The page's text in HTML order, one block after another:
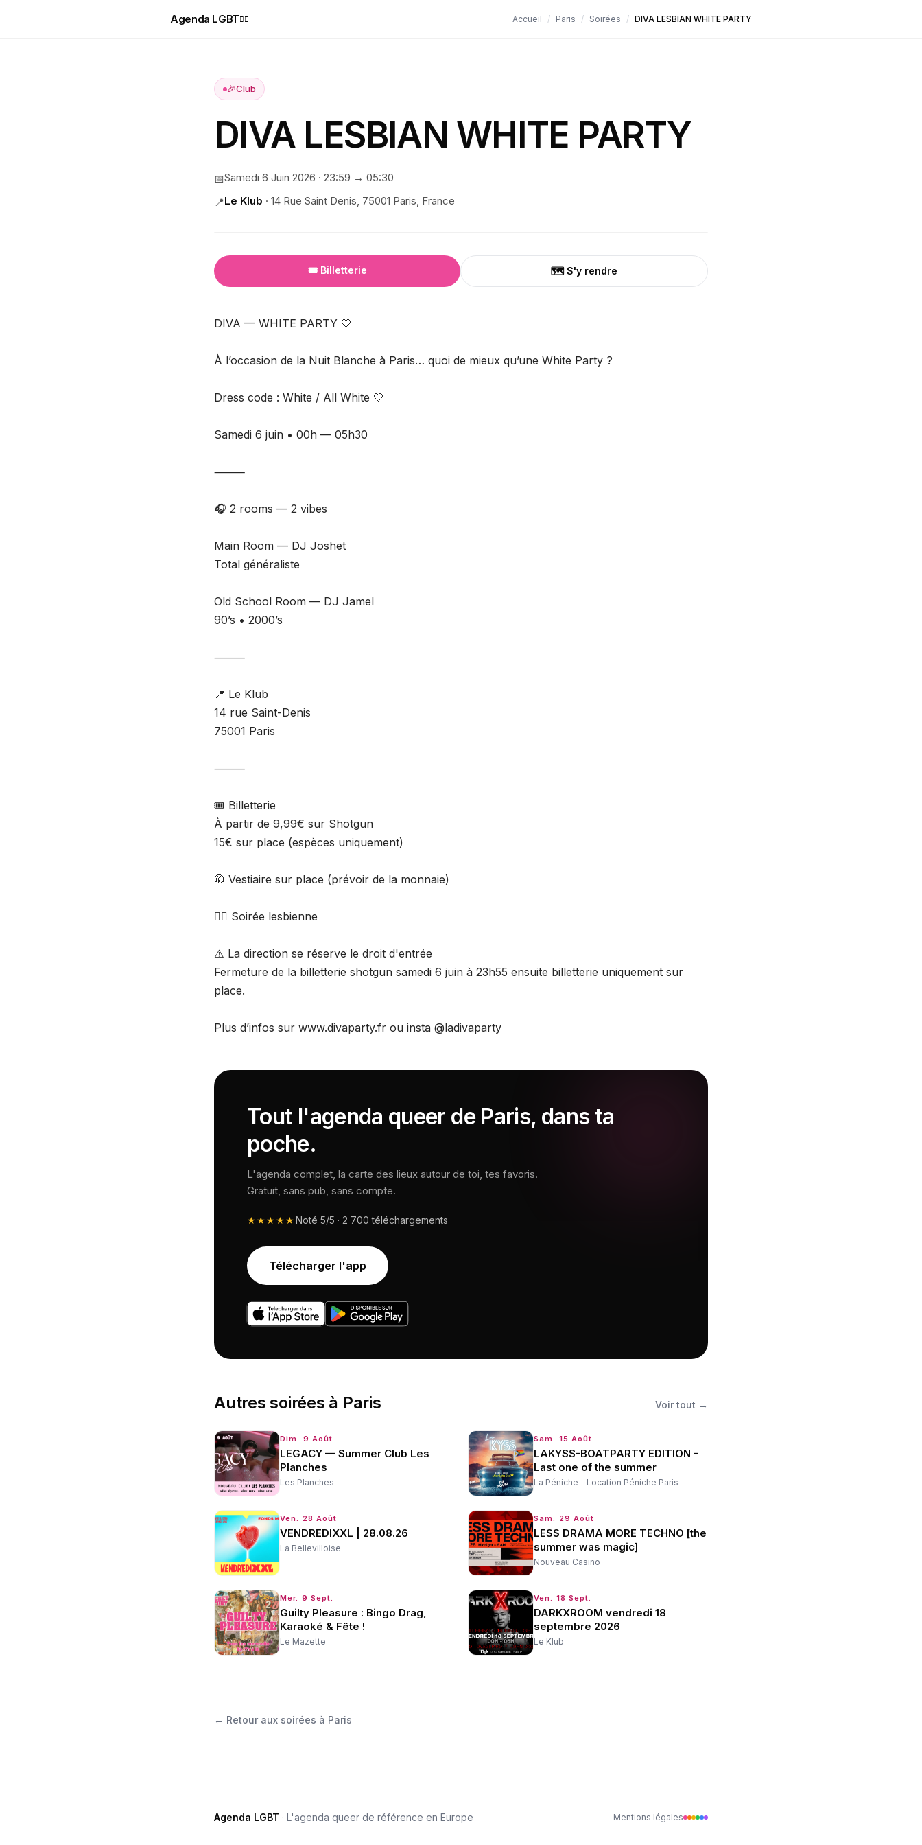
Agenda LGBT🏳️‍🌈 Accueil / Paris / Soirées / DIVA LESBIAN WHITE PARTY
🎉Club
DIVA LESBIAN WHITE PARTY
📅Samedi 6 Juin 2026 · 23:59 → 05:30
📍Le Klub · 14 Rue Saint Denis, 75001 Paris, France
🎟️ Billetterie 🗺️ S'y rendre
DIVA — WHITE PARTY 🤍
À l’occasion de la Nuit Blanche à Paris… quoi de mieux qu’une White Party ?
Dress code : White / All White 🤍
Samedi 6 juin • 00h — 05h30
⸻
🎧 2 rooms — 2 vibes
Main Room — DJ Joshet
Total généraliste
Old School Room — DJ Jamel
90’s • 2000’s
⸻
📍 Le Klub
14 rue Saint-Denis
75001 Paris
⸻
🎟️ Billetterie
À partir de 9,99€ sur Shotgun
15€ sur place (espèces uniquement)
🧥 Vestiaire sur place (prévoir de la monnaie)
🏳️‍🌈 Soirée lesbienne
⚠️ La direction se réserve le droit d'entrée
Fermeture de la billetterie shotgun samedi 6 juin à 23h55 ensuite billetterie uniquement sur
place.
Plus d’infos sur www.divaparty.fr ou insta @ladivaparty
Tout l'agenda queer de Paris, dans ta
poche.
L'agenda complet, la carte des lieux autour de toi, tes favoris.
Gratuit, sans pub, sans compte.
★★★★★Noté 5/5 · 2 700 téléchargements
Télécharger l'app
Autressoirées à Paris Voir tout →
Dim. 9 Août
LEGACY — Summer Club Les
Planches
Les Planches
Sam. 15 Août
LAKYSS-BOATPARTY EDITION -
Last one of the summer
La Péniche - Location Péniche Paris
Ven. 28 Août
VENDREDIXXL | 28.08.26
La Bellevilloise
Sam. 29 Août
LESS DRAMA MORE TECHNO [the
summer was magic]
Nouveau Casino
Mer. 9 Sept.
Guilty Pleasure : Bingo Drag,
Karaoké & Fête !
Le Mazette
Ven. 18 Sept.
DARKXROOM vendredi 18
septembre 2026
Le Klub
← Retour aux soirées à Paris
Agenda LGBT · L'agenda queer de référence en Europe Mentions légales